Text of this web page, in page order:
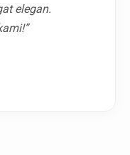
elegan.